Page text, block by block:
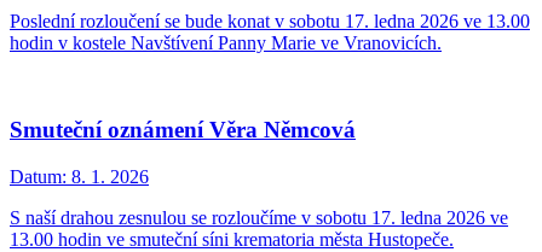
Poslední rozloučení se bude konat v sobotu 17. ledna 2026 ve 13.00
hodin v kostele Navštívení Panny Marie ve Vranovicích.
Smuteční oznámení Věra Němcová
Datum: 8. 1. 2026
S naší drahou zesnulou se rozloučíme v sobotu 17. ledna 2026 ve
13.00 hodin ve smuteční síni krematoria města Hustopeče.